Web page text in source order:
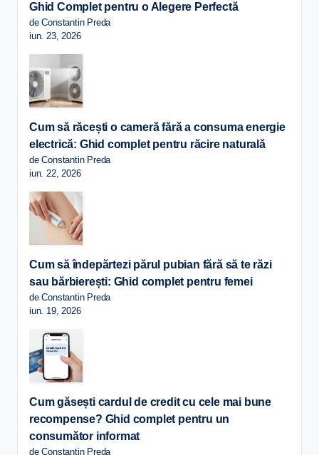
Ghid Complet pentru o Alegere Perfectă
de Constantin Preda
iun. 23, 2026
Cum să răcești o cameră fără a consuma energie
electrică: Ghid complet pentru răcire naturală
de Constantin Preda
iun. 22, 2026
Cum să îndepărtezi părul pubian fără să te răzi
sau bărbierești: Ghid complet pentru femei
de Constantin Preda
iun. 19, 2026
Cum găsești cardul de credit cu cele mai bune
recompense? Ghid complet pentru un
consumător informat
de Constantin Preda